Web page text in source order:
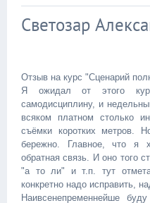
Светозар
Отзыв на курс "Сценарий
Я ожидал от этого
самодисциплину, и
всяком платном столько
съёмки коротких метров.
бережно. Главное, что я
обратная связь. И оно того
"а то ли" и т.п. тут
конкретно надо исправить,
Наивсенепременнейше